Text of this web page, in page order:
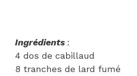
Ingrédients :
4 dos de cabillaud
8 tranches de lard fumé